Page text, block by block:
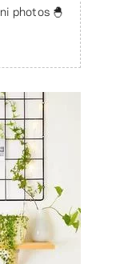
photos 🐣